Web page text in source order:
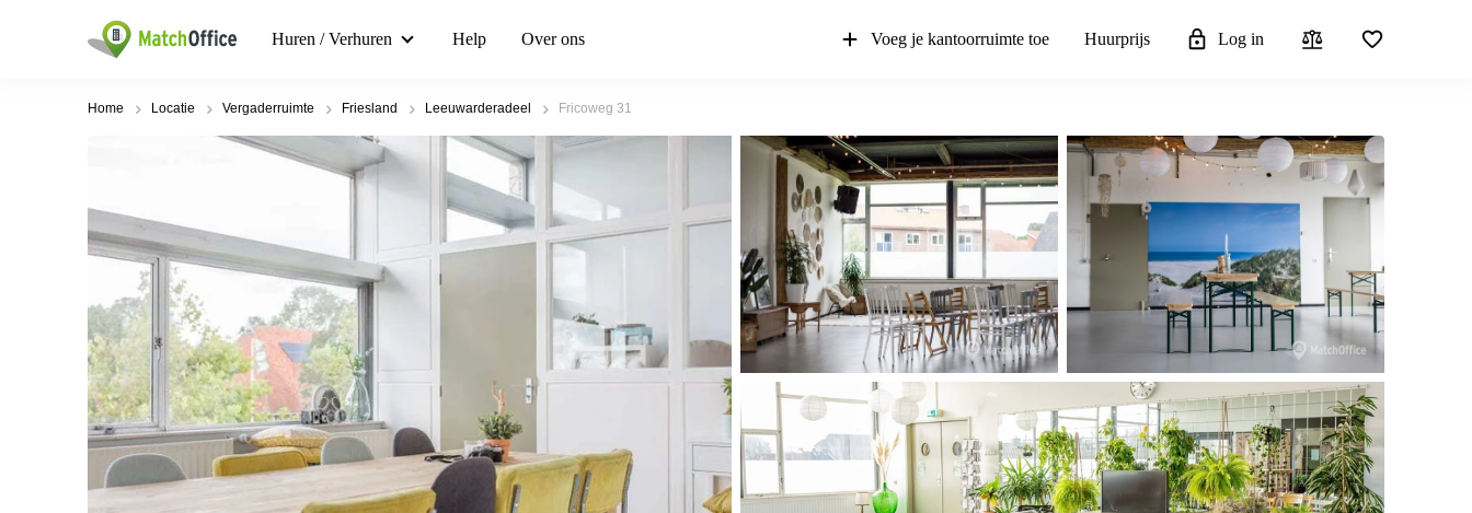
Huren / Verhuren Help Over ons Voeg je kantoorruimte toe Huurprijs Log in
Home Locatie Vergaderruimte Friesland Leeuwarderadeel Fricoweg 31